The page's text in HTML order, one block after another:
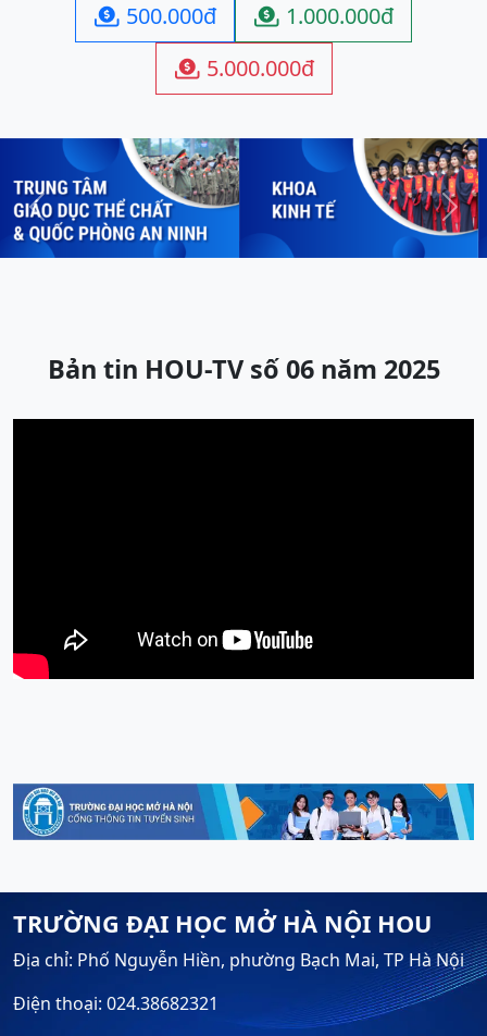
 500.000đ  1.000.000đ
 5.000.000đ
Previous Next
Bản tin HOU-TV số 06 năm 2025
TRƯỜNG ĐẠI HỌC MỞ HÀ NỘI HOU
Địa chỉ: Phố Nguyễn Hiền, phường Bạch Mai, TP Hà Nội
Điện thoại: 024.38682321